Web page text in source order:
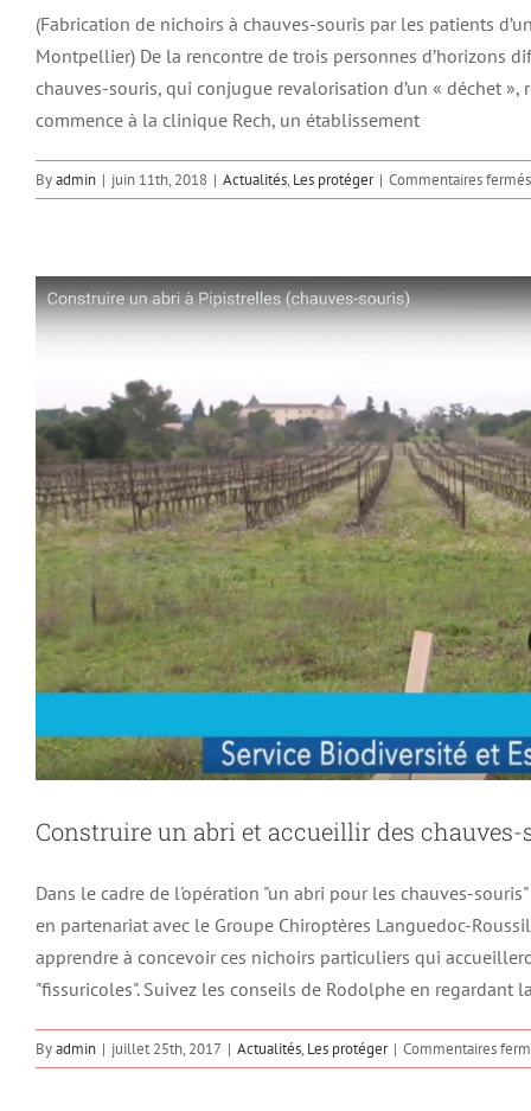
(Fabrication de nichoirs à chauves-souris par les patients
Montpellier) De la rencontre de trois personnes d’horizons
chauves-souris, qui conjugue revalorisation d’un « déchet
commence à la clinique Rech, un établissement
Byadmin | juin 11th, 2018 | Actualités, Les protéger | Commentaires fermés
Construire un abri et
Actualités Les
Construire un abri et accueillir des chauves-
Dans le cadre de l'opération "un abri pour les chauves-
en partenariat avec le Groupe Chiroptères Languedoc-
apprendre à concevoir ces nichoirs particuliers qui
"fissuricoles". Suivez les conseils de Rodolphe en regardant
Byadmin | juillet 25th, 2017 | Actualités, Les protéger | Commentaires
Fermeture physique de